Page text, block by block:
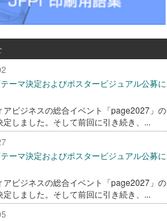
ーマ決定およびポスタービジュアル公募に
アビジネスの総合イベント「page2027」の
定しました。そして前回に引き続き、...
ーマ決定およびポスタービジュアル公募に
アビジネスの総合イベント「page2027」の
定しました。そして前回に引き続き、...